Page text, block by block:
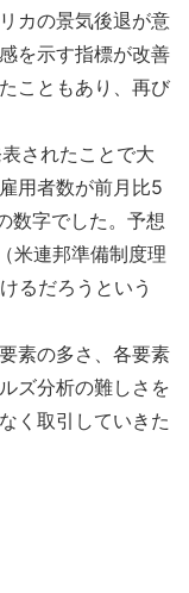
カの景気後退が意
を示す指標が改善
こともあり、再び
されたことで大
用者数が前月比5
数字でした。予想
米連邦準備制度理
るだろうという
素の多さ、各要素
ズ分析の難しさを
く取引していきた